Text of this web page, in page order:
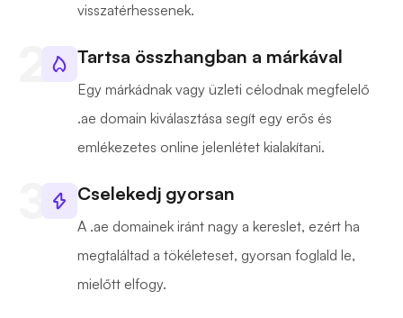
visszatérhessenek.
Tartsa összhangban a márkával
Egy márkádnak vagy üzleti célodnak megfelelő
.ae domain kiválasztása segít egy erős és
emlékezetes online jelenlétet kialakítani.
Cselekedj gyorsan
A .ae domainek iránt nagy a kereslet, ezért ha
megtaláltad a tökéleteset, gyorsan foglald le,
mielőtt elfogy.